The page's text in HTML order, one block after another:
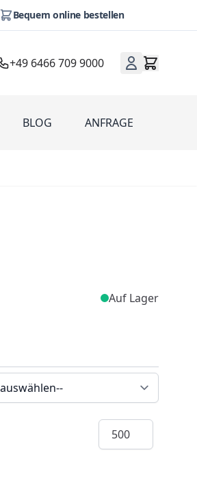
Bequem online bestellen
+49 6466 709 9000
Werbeartikel
BLOG ANFRAGE
Auf Lager
Menge